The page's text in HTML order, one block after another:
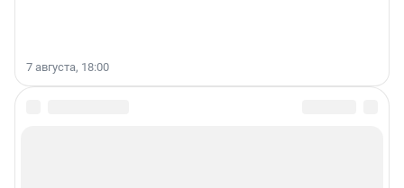
7 августа, 18:00